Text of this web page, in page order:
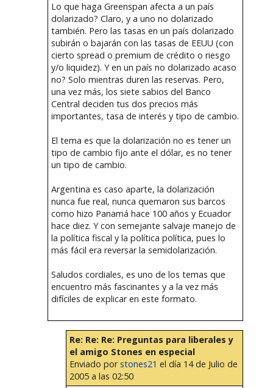
Lo que haga Greenspan afecta a un país
dolarizado? Claro, y a uno no dolarizado
también. Pero las tasas en un país dolarizado
subirán o bajarán con las tasas de EEUU (con
cierto spread o premium de crédito o riesgo
y/o liquidez). Y en un país no dolarizado acaso
no? Solo mientras duren las reservas. Pero,
una vez más, los siete sabios del Banco
Central deciden tus dos precios más
importantes, tasa de interés y tipo de cambio.
El tema es que la dolarización no es tener un
tipo de cambio fijo ante el dólar, es no tener
un tipo de cambio.
Argentina es caso aparte, la dolarización
nunca fue real, nunca quemaron sus barcos
como hizo Panamá hace 100 años y Ecuador
hace diez. Y con semejante salvaje manejo de
la política fiscal y la política política, pues lo
más fácil era reversar la semidolarización.
Saludos cordiales, es uno de los temas que
encuentro más fascinantes y a la vez más
difíciles de explicar en este formato.
Re: Re: Re: Preguntas para liberales y
el amigo Stones en especial
Enviado porstones21 el día 14 de Julio de
2005 a las 02:50